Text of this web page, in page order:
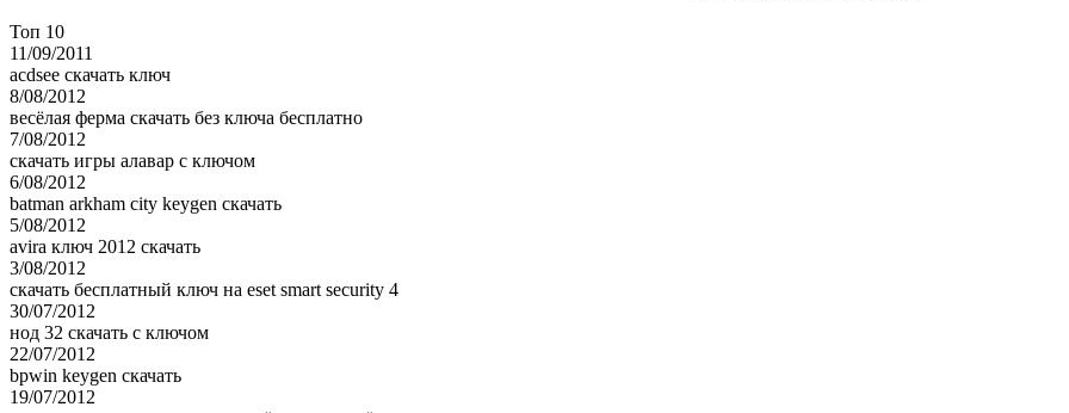
Топ 10
11/09/2011
acdsee скачать ключ
8/08/2012
весёлая ферма скачать без ключа бесплатно
7/08/2012
скачать игры алавар с ключом
6/08/2012
batman arkham city keygen скачать
5/08/2012
avira ключ 2012 скачать
3/08/2012
скачать бесплатный ключ на eset smart security 4
30/07/2012
нод 32 скачать с ключом
22/07/2012
bpwin keygen скачать
19/07/2012